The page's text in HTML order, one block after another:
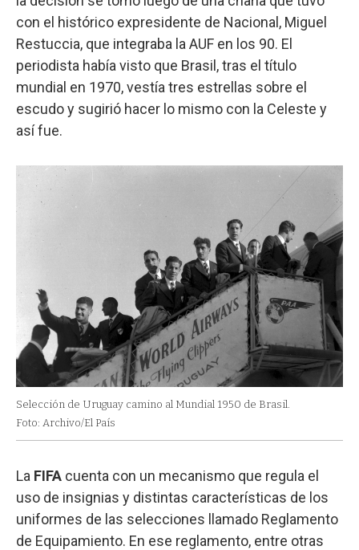
con el histórico expresidente de Nacional, Miguel
Restuccia, que integraba la AUF en los 90. El
periodista había visto que Brasil, tras el título
mundial en 1970, vestía tres estrellas sobre el
escudo y sugirió hacer lo mismo con la Celeste y
así fue.
Selección de Uruguay camino al Mundial 1950 de Brasil.
Foto: Archivo/El País
La FIFA cuenta con un mecanismo que regula el
uso de insignias y distintas características de los
uniformes de las selecciones llamado Reglamento
de Equipamiento. En ese reglamento, entre otras